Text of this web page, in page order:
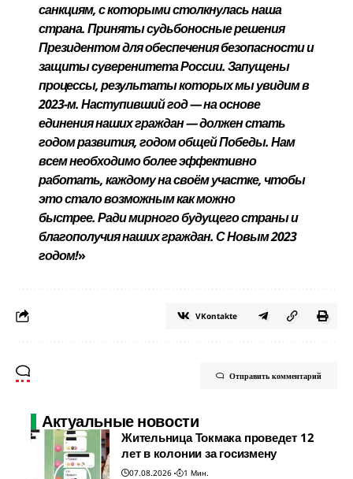
санкциям, с которыми столкнулась наша
страна.Приняты судьбоносные решения
Президентом для обеспечения безопасности и
защиты суверенитета России.Запущены
процессы, результаты которых мы увидим в
2023-м.Наступивший год — на основе
единения наших граждан — должен стать
годом развития, годом общей Победы.Нам
всем необходимо более эффективно
работать, каждому на своём участке, чтобы
это стало возможным как можно
быстрее.Ради мирного будущего страны и
благополучия наших граждан.С Новым 2023
годом!»
VKontakte
Отправить комментарий
Актуальные новости
Жительница Токмака проведет 12
лет в колонии за госизмену
07.08.2026
1 Мин.